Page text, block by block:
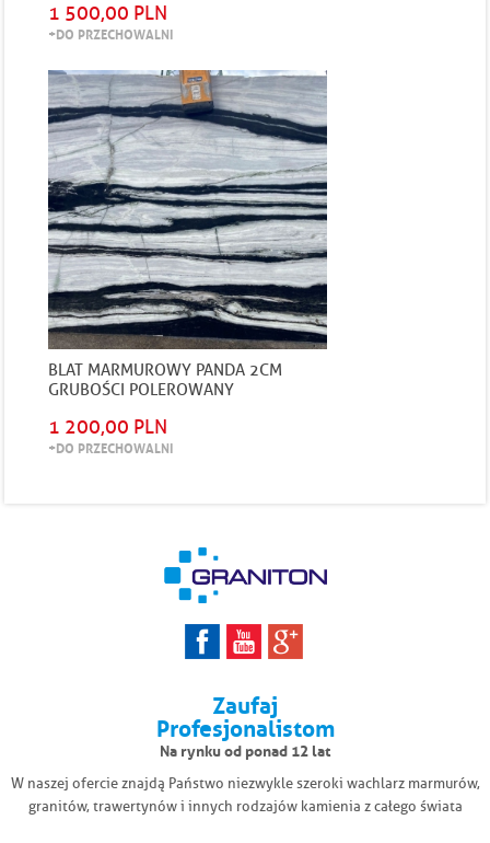
1 500,00 PLN
+DO PRZECHOWALNI
BLAT MARMUROWY PANDA 2CM
GRUBOŚCI POLEROWANY
1 200,00 PLN
+DO PRZECHOWALNI
Zaufaj
Profesjonalistom
Na rynku od ponad 12 lat
W naszej ofercie znajdą Państwo niezwykle szeroki wachlarz marmurów,
granitów, trawertynów i innych rodzajów kamienia z całego świata